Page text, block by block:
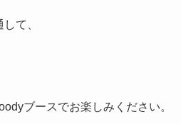
て、
ブースでお楽しみください。